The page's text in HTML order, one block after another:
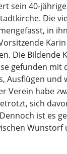
sein 40-
Die
in
Die Bildende
gefunden mit
Ausflügen und
Verein habe
sich
ist es
Wunstorf